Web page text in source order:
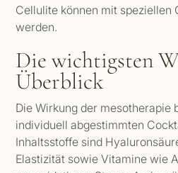
Cellulite können mit speziellen
werden.
Die wichtigsten
Überblick
Die Wirkung der mesotherapie
individuell abgestimmten
Inhaltsstoffe sind
Elastizität sowie Vitamine wie